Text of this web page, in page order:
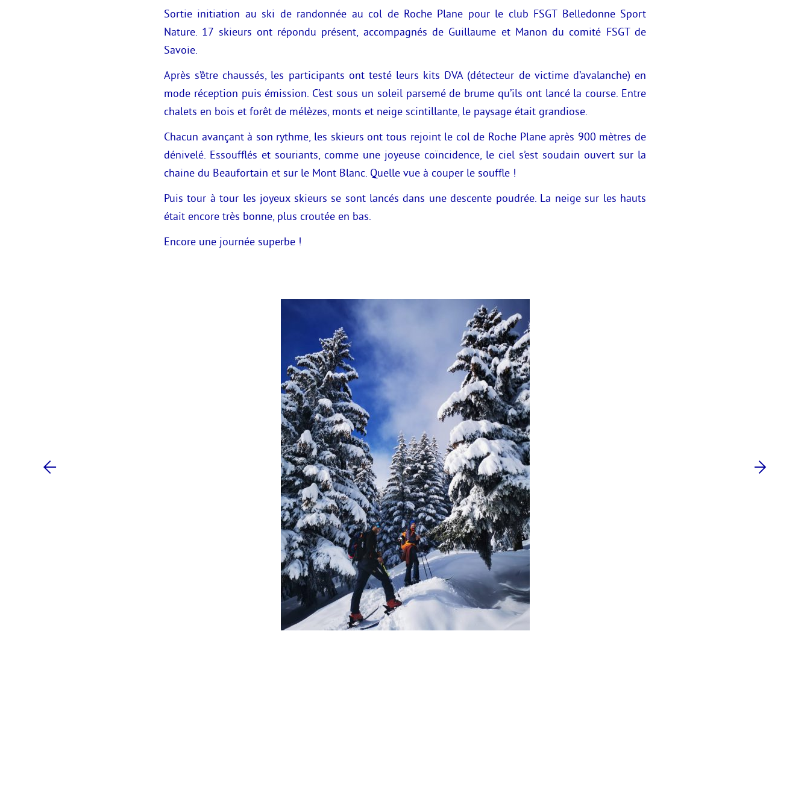
Sortie initiation au ski de randonnée au col de Roche Plane pour le club FSGT Belledonne Sport
Nature. 17 skieurs ont répondu présent, accompagnés de Guillaume et Manon du comité FSGT de
Savoie.
Après s’être chaussés, les participants ont testé leurs kits DVA (détecteur de victime d’avalanche) en
mode réception puis émission. C’est sous un soleil parsemé de brume qu’ils ont lancé la course. Entre
chalets en bois et forêt de mélèzes, monts et neige scintillante, le paysage était grandiose.
Chacun avançant à son rythme, les skieurs ont tous rejoint le col de Roche Plane après 900 mètres de
dénivelé. Essoufflés et souriants, comme une joyeuse coïncidence, le ciel s’est soudain ouvert sur la
chaine du Beaufortain et sur le Mont Blanc. Quelle vue à couper le souffle !
Puis tour à tour les joyeux skieurs se sont lancés dans une descente poudrée. La neige sur les hauts
était encore très bonne, plus croutée en bas.
Encore une journée superbe !